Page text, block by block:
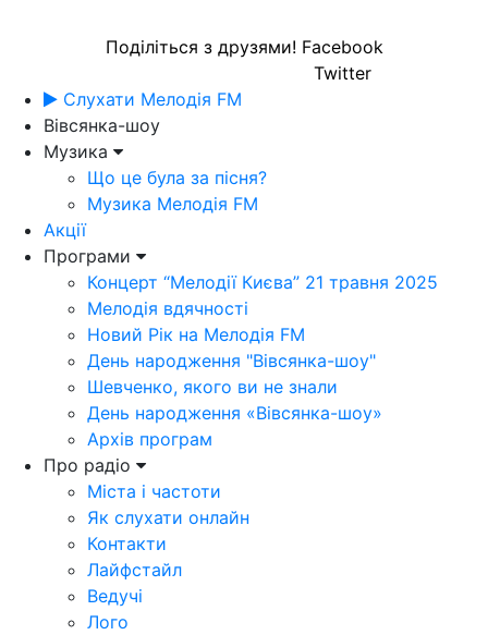
Поділіться з друзями! Facebook
Twitter
Слухати Мелодія FM
Вівсянка-шоу
Музика
Що це була за пісня?
Музика Мелодія FM
Акції
Програми
Концерт “Мелодії Києва” 21 травня 2025
Мелодія вдячності
Новий Рік на Мелодія FM
День народження "Вівсянка-шоу"
Шевченко, якого ви не знали
День народження «Вівсянка-шоу»
Архів програм
Про радіо
Міста і частоти
Як слухати онлайн
Контакти
Лайфстайл
Ведучі
Лого